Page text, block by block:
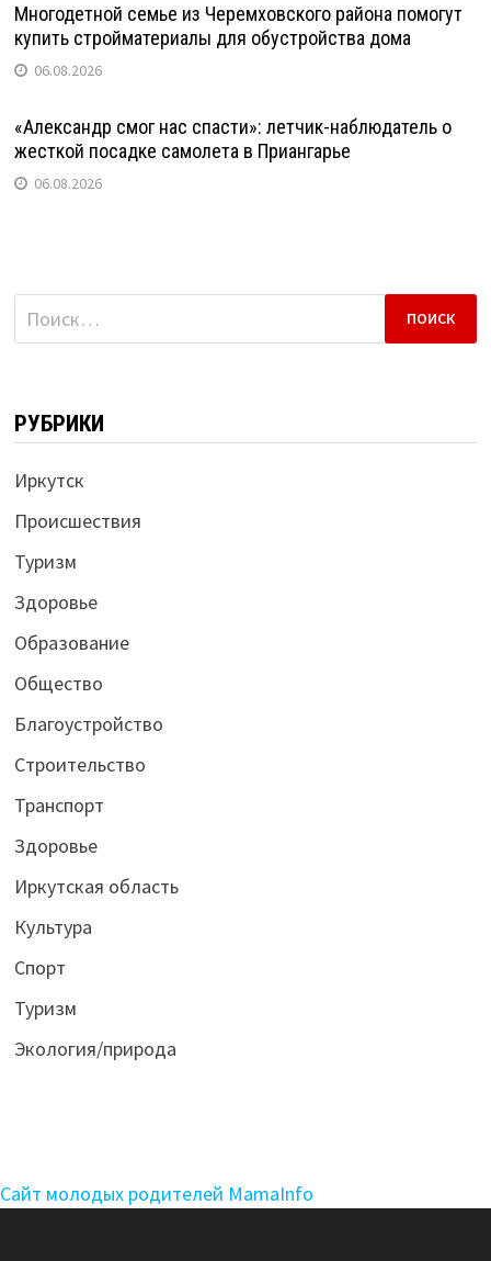
Многодетной семье из Черемховского района помогут
купить стройматериалы для обустройства дома
06.08.2026
«Александр смог нас спасти»: летчик-наблюдатель о
жесткой посадке самолета в Приангарье
06.08.2026
Найти:
РУБРИКИ
Иркутск
Происшествия
Туризм
Здоровье
Образование
Общество
Благоустройство
Строительство
Транспорт
Здоровье
Иркутская область
Культура
Спорт
Туризм
Экология/природа
Сайт молодых родителей MamaInfo